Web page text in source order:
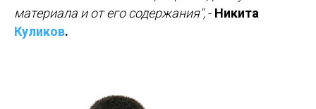
материала и от его содержания",- Никита
Куликов.